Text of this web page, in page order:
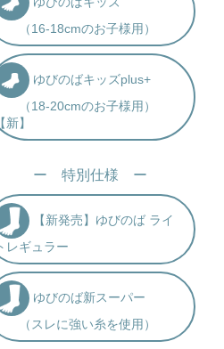
（16-18cmのお子様用）
ゆびのばキッズplus+
（18-20cmのお子様用）
新】
ー 特別仕様 ー
【新発売】ゆびのば ライ
レギュラー
ゆびのば新スーパー
（スレに強い糸を使用）